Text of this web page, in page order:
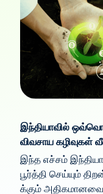
இந்தியாவில்
விவசாய கழிவுகள்
இந்த எச்சம்
பூர்த்தி செய்யும்
க்கும் அதிகமானவை